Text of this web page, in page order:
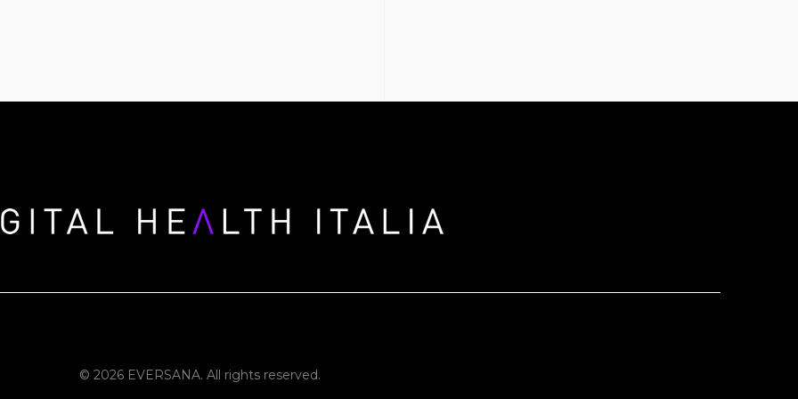
© 2026 EVERSANA. All rights reserved.